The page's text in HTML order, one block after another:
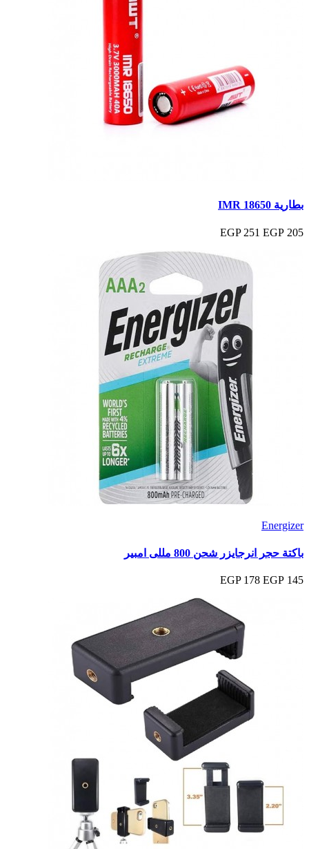
بطارية IMR 18650
205 EGP
251 EGP
Energizer
باكتة حجر انرجايزر شحن 800 مللى امبير
145 EGP
178 EGP